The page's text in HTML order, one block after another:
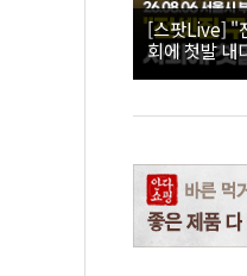
[스팟Live] "
회에 첫발 내
시 부동산 대